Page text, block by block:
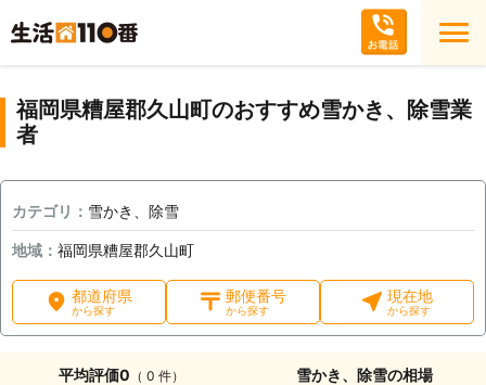
福岡県糟屋郡久山町のおすすめ雪かき、除雪業
者
カテゴリ： 雪かき、除雪
地域： 福岡県糟屋郡久山町
都道府県
から探す
郵便番号
から探す
現在地
から探す
平均評価0 （ 0 件） 雪かき、除雪の相場